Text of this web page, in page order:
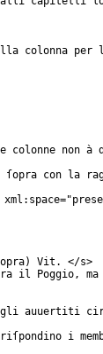
colonna per
non à
con la
xml:space="
ſopra) Vit. </s>
il Poggio,
auuertiti
i